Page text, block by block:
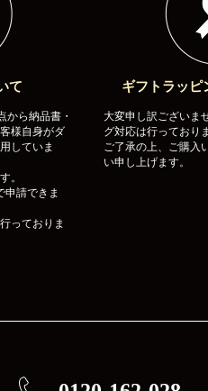
て
から納品書・
様自身がダ
していま
。
申請できま
っておりま
ギフトラッピ
大変申し訳ございま
グ対応は行っており
ご了承の上、ご購入
い申し上げます。